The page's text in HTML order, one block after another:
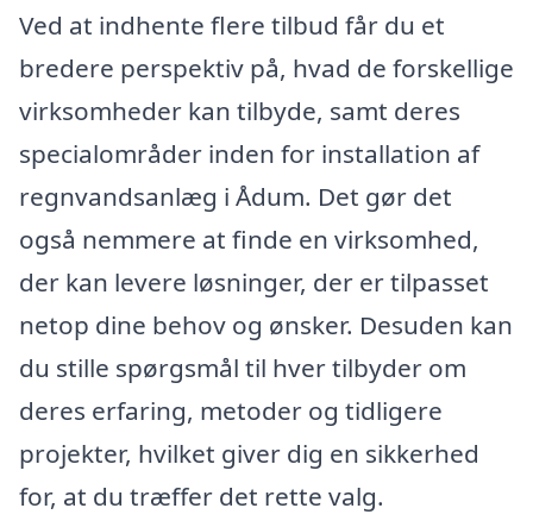
Ved at indhente flere tilbud får du et
bredere perspektiv på, hvad de forskellige
virksomheder kan tilbyde, samt deres
specialområder inden for installation af
regnvandsanlæg i Ådum. Det gør det
også nemmere at finde en virksomhed,
der kan levere løsninger, der er tilpasset
netop dine behov og ønsker. Desuden kan
du stille spørgsmål til hver tilbyder om
deres erfaring, metoder og tidligere
projekter, hvilket giver dig en sikkerhed
for, at du træffer det rette valg.